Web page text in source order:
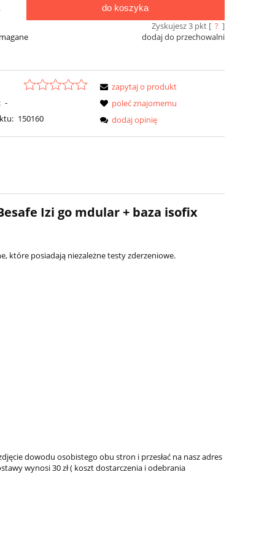
do koszyka
Zyskujesz3pkt [ ? ]
dodaj do przechowalni
-
150160
zapytaj o produkt
poleć znajomemu
dodaj opinię
Izi go mdular + baza isofix
które posiadają niezależne testy zderzeniowe.
dowodu osobistego obu stron i przesłać na nasz adres
wynosi 30 zł ( koszt dostarczenia i odebrania